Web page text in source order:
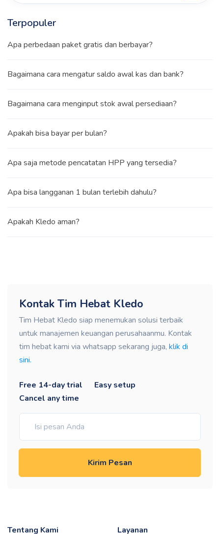
Terpopuler
Apa perbedaan paket gratis dan berbayar?
Bagaimana cara mengatur saldo awal kas dan bank?
Bagaimana cara menginput stok awal persediaan?
Apakah bisa bayar per bulan?
Apa saja metode pencatatan HPP yang tersedia?
Apa bisa langganan 1 bulan terlebih dahulu?
Apakah Kledo aman?
Kontak Tim Hebat Kledo
Tim Hebat Kledo siap menemukan solusi terbaik
untuk manajemen keuangan perusahaanmu. Kontak
tim hebat kami via whatsapp sekarang juga, klik di
sini.
Free 14-day trial
Easy setup
Cancel any time
Kirim Pesan
Tentang Kami
Layanan